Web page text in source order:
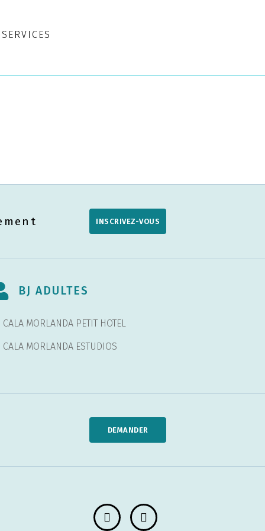
SERVICES
INSCRIVEZ-VOUS
BJ ADULTES
CALA MORLANDA PETIT HOTEL
CALA MORLANDA ESTUDIOS
DEMANDER